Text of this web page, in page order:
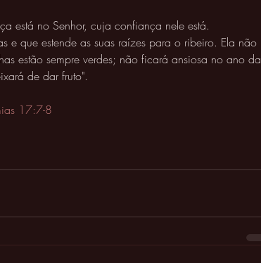
está no Senhor, cuja confiança nele está.
e que estende as suas raízes para o ribeiro. Ela não
estão sempre verdes; não ficará ansiosa no ano da
de dar fruto".
17:7-8